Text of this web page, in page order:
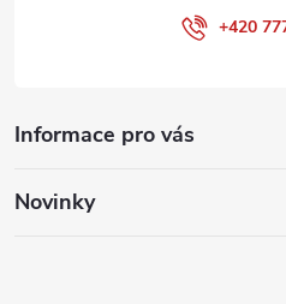
Informace pro vás
Novinky
+420